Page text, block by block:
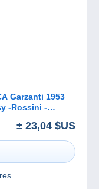
Garzanti 1953
-Rossini -
± 23,04 $US